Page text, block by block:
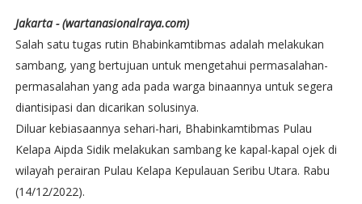
Jakarta - (wartanasionalraya.com)
Salah satu tugas rutin Bhabinkamtibmas adalah melakukan
sambang, yang bertujuan untuk mengetahui permasalahan-
permasalahan yang ada pada warga binaannya untuk segera
diantisipasi dan dicarikan solusinya.
Diluar kebiasaannya sehari-hari, Bhabinkamtibmas Pulau
Kelapa Aipda Sidik melakukan sambang ke kapal-kapal ojek di
wilayah perairan Pulau Kelapa Kepulauan Seribu Utara. Rabu
(14/12/2022).